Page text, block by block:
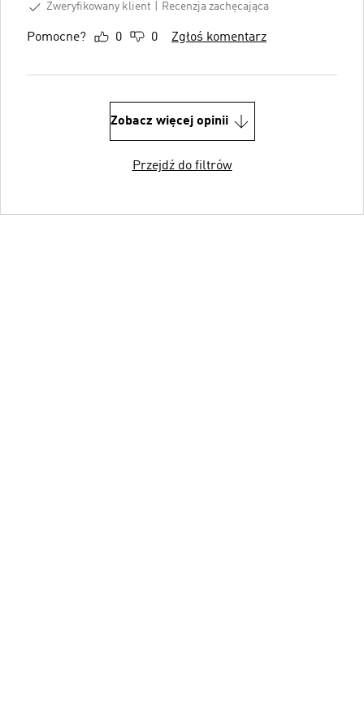
Zweryfikowany klient
Recenzja zachęcająca
Pomocne? 0 0 Zgłoś komentarz
Zobacz więcej opinii
Przejdź do filtrów